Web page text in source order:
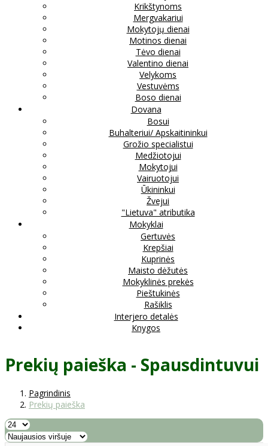
Krikštynoms
Mergvakariui
Mokytojų dienai
Motinos dienai
Tėvo dienai
Valentino dienai
Velykoms
Vestuvėms
Boso dienai
Dovana
Bosui
Buhalteriui/ Apskaitininkui
Grožio specialistui
Medžiotojui
Mokytojui
Vairuotojui
Ūkininkui
Žvejui
"Lietuva" atributika
Mokyklai
Gertuvės
Krepšiai
Kuprinės
Maisto dėžutės
Mokyklinės prekės
Pieštukinės
Rašiklis
Interjero detalės
Knygos
Prekių paieška - Spausdintuvui
Pagrindinis
Prekių paieška